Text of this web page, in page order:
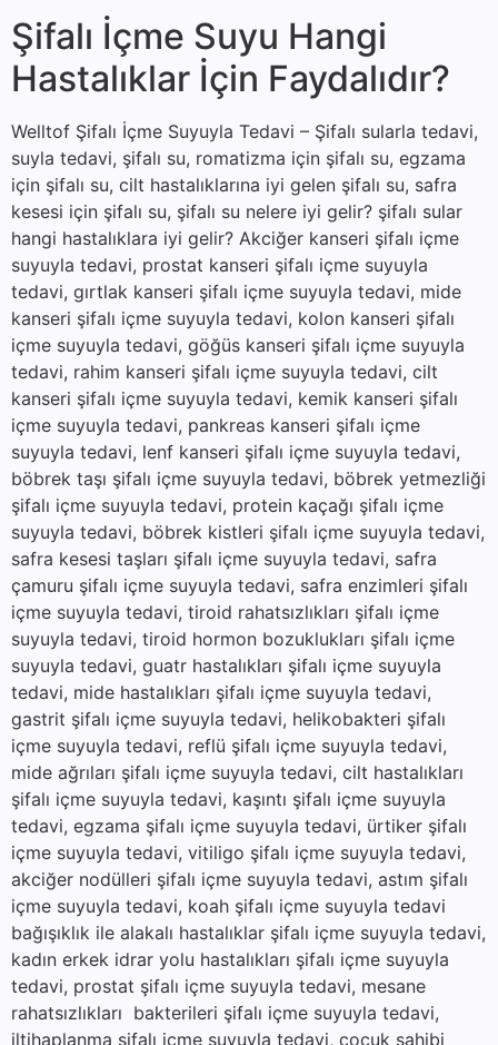
Şifalı İçme Suyu Hangi
Hastalıklar İçin Faydalıdır?
Welltof Şifalı İçme Suyuyla Tedavi – Şifalı sularla tedavi,
suyla tedavi, şifalı su, romatizma için şifalı su, egzama
için şifalı su, cilt hastalıklarına iyi gelen şifalı su, safra
kesesi için şifalı su, şifalı su nelere iyi gelir? şifalı sular
hangi hastalıklara iyi gelir? Akciğer kanseri şifalı içme
suyuyla tedavi, prostat kanseri şifalı içme suyuyla
tedavi, gırtlak kanseri şifalı içme suyuyla tedavi, mide
kanseri şifalı içme suyuyla tedavi, kolon kanseri şifalı
içme suyuyla tedavi, göğüs kanseri şifalı içme suyuyla
tedavi, rahim kanseri şifalı içme suyuyla tedavi, cilt
kanseri şifalı içme suyuyla tedavi, kemik kanseri şifalı
içme suyuyla tedavi, pankreas kanseri şifalı içme
suyuyla tedavi, lenf kanseri şifalı içme suyuyla tedavi,
böbrek taşı şifalı içme suyuyla tedavi, böbrek yetmezliği
şifalı içme suyuyla tedavi, protein kaçağı şifalı içme
suyuyla tedavi, böbrek kistleri şifalı içme suyuyla tedavi,
safra kesesi taşları şifalı içme suyuyla tedavi, safra
çamuru şifalı içme suyuyla tedavi, safra enzimleri şifalı
içme suyuyla tedavi, tiroid rahatsızlıkları şifalı içme
suyuyla tedavi, tiroid hormon bozuklukları şifalı içme
suyuyla tedavi, guatr hastalıkları şifalı içme suyuyla
tedavi, mide hastalıkları şifalı içme suyuyla tedavi,
gastrit şifalı içme suyuyla tedavi, helikobakteri şifalı
içme suyuyla tedavi, reflü şifalı içme suyuyla tedavi,
mide ağrıları şifalı içme suyuyla tedavi, cilt hastalıkları
şifalı içme suyuyla tedavi, kaşıntı şifalı içme suyuyla
tedavi, egzama şifalı içme suyuyla tedavi, ürtiker şifalı
içme suyuyla tedavi, vitiligo şifalı içme suyuyla tedavi,
akciğer nodülleri şifalı içme suyuyla tedavi, astım şifalı
içme suyuyla tedavi, koah şifalı içme suyuyla tedavi
bağışıklık ile alakalı hastalıklar şifalı içme suyuyla tedavi,
kadın erkek idrar yolu hastalıkları şifalı içme suyuyla
tedavi, prostat şifalı içme suyuyla tedavi, mesane
rahatsızlıkları bakterileri şifalı içme suyuyla tedavi,
iltihaplanma şifalı içme suyuyla tedavi, çocuk sahibi